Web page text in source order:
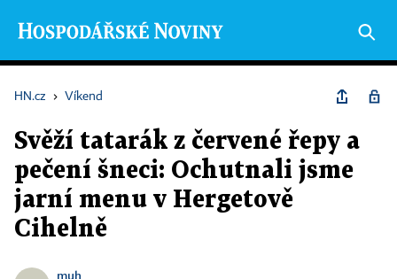
HN.cz › Víkend
Svěží tatarák z červené řepy a
pečení šneci: Ochutnali jsme
jarní menu v Hergetově
Cihelně
muh